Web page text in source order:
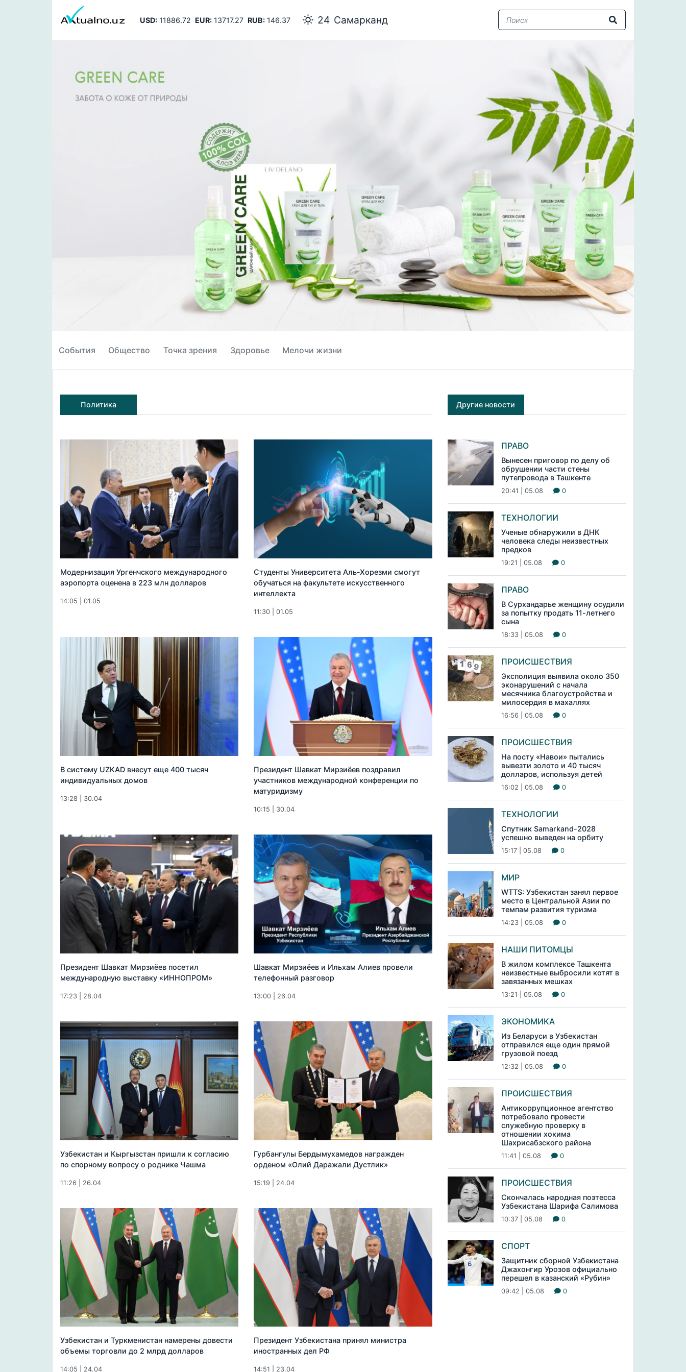
USD:11886.72 EUR:13717.27 RUB:146.37 24 Самарканд
События Общество Точка зрения Здоровье Мелочи жизни
Политика
Модернизация Ургенчского международного
аэропорта оценена в 223 млн долларов
14:05 | 01.05
Студенты Университета Аль-Хорезми смогут
обучаться на факультете искусственного
интеллекта
11:30 | 01.05
В систему UZKAD внесут еще 400 тысяч
индивидуальных домов
13:28 | 30.04
Президент Шавкат Мирзиёев поздравил
участников международной конференции по
матуридизму
10:15 | 30.04
Президент Шавкат Мирзиёев посетил
международную выставку «ИННОПРОМ»
17:23 | 28.04
Шавкат Мирзиёев и Ильхам Алиев провели
телефонный разговор
13:00 | 26.04
Узбекистан и Кыргызстан пришли к согласию
по спорному вопросу о роднике Чашма
11:26 | 26.04
Гурбангулы Бердымухамедов награжден
орденом «Олий Даражали Дустлик»
15:19 | 24.04
Узбекистан и Туркменистан намерены довести
объемы торговли до 2 млрд долларов
14:05 | 24.04
Президент Узбекистана принял министра
иностранных дел РФ
14:51 | 23.04
Другие новости
ПРАВО
Вынесен приговор по делу об
обрушении части стены
путепровода в Ташкенте
20:41 | 05.08 0
ТЕХНОЛОГИИ
Ученые обнаружили в ДНК
человека следы неизвестных
предков
19:21 | 05.08 0
ПРАВО
В Сурхандарье женщину осудили
за попытку продать 11-летнего
сына
18:33 | 05.08 0
ПРОИСШЕСТВИЯ
Эксполиция выявила около 350
эконарушений с начала
месячника благоустройства и
милосердия в махаллях
16:56 | 05.08 0
ПРОИСШЕСТВИЯ
На посту «Навои» пытались
вывезти золото и 40 тысяч
долларов, используя детей
16:02 | 05.08 0
ТЕХНОЛОГИИ
Спутник Samarkand-2028
успешно выведен на орбиту
15:17 | 05.08 0
МИР
WTTS: Узбекистан занял первое
место в Центральной Азии по
темпам развития туризма
14:23 | 05.08 0
НАШИ ПИТОМЦЫ
В жилом комплексе Ташкента
неизвестные выбросили котят в
завязанных мешках
13:21 | 05.08 0
ЭКОНОМИКА
Из Беларуси в Узбекистан
отправился еще один прямой
грузовой поезд
12:32 | 05.08 0
ПРОИСШЕСТВИЯ
Антикоррупционное агентство
потребовало провести
служебную проверку в
отношении хокима
Шахрисабзского района
11:41 | 05.08 0
ПРОИСШЕСТВИЯ
Скончалась народная поэтесса
Узбекистана Шарифа Салимова
10:37 | 05.08 0
СПОРТ
Защитник сборной Узбекистана
Джахонгир Урозов официально
перешел в казанский «Рубин»
09:42 | 05.08 0